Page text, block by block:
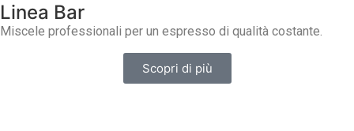
Linea Bar
Miscele professionali per un espresso di qualità costante.
Scopri di più